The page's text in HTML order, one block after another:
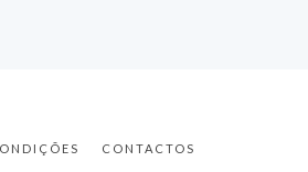
CONTACTOS